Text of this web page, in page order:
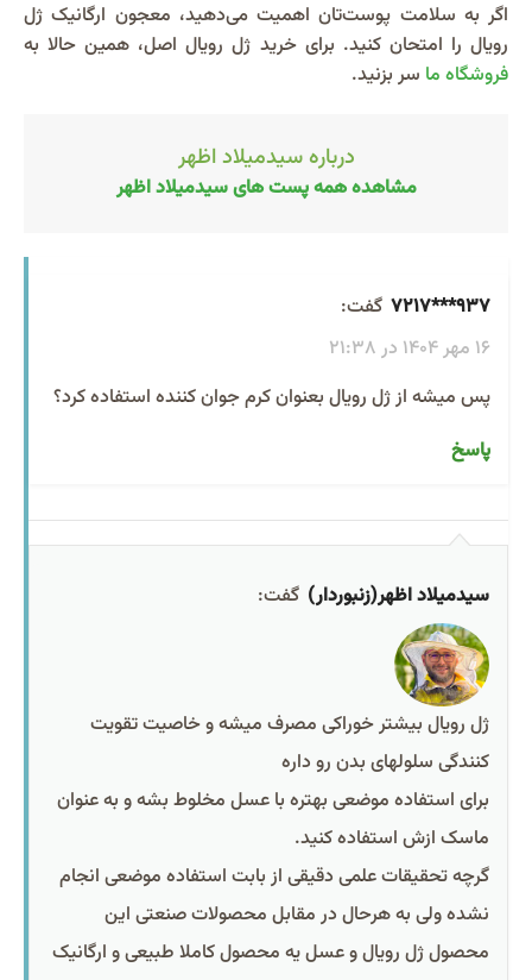
اگر به سلامت پوست‌تان اهمیت می‌دهید، معجون ارگانیک ژل
رویال را امتحان کنید. برای خرید ژل رویال اصل، همین حالا به
فروشگاه ما سر بزنید.
درباره سیدمیلاد اظهر
مشاهده همه پست های سیدمیلاد اظهر
937***7217
گفت:
16 مهر 1404 در 21:38
پس میشه از ژل رویال بعنوان کرم جوان کننده استفاده کرد؟
پاسخ
سیدمیلاد اظهر(زنبوردار) گفت:
ژل رویال بیشتر خوراکی مصرف میشه و خاصیت تقویت
کنندگی سلولهای بدن رو داره
برای استفاده موضعی بهتره با عسل مخلوط بشه و به عنوان
ماسک ازش استفاده کنید.
گرچه تحقیقات علمی دقیقی از بابت استفاده موضعی انجام
نشده ولی به هرحال در مقابل محصولات صنعتی این
محصول ژل رویال و عسل یه محصول کاملا طبیعی و ارگانیک